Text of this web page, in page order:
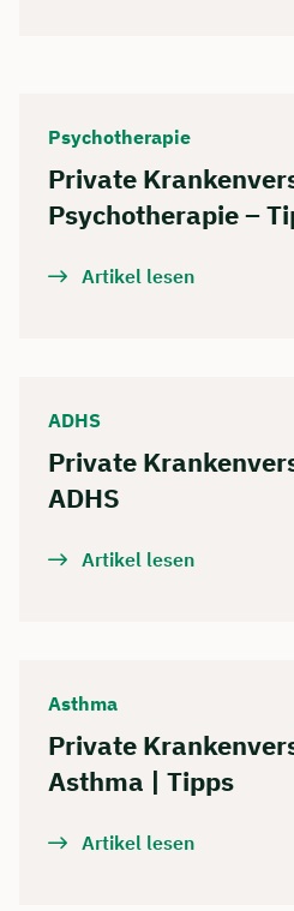
Psychotherapie
Private
Psychotherapie –
Artikel lesen
ADHS
Private
ADHS
Artikel lesen
Asthma
Private
Asthma | Tipps
Artikel lesen